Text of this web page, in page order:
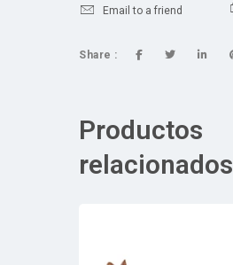
Email to a friend
Share :
Productos
relacionados